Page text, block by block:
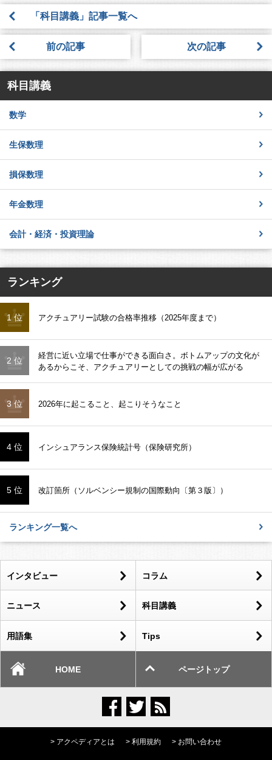
「科目講義」記事一覧へ
前の記事 次の記事
科目講義
数学
生保数理
損保数理
年金数理
会計・経済・投資理論
ランキング
1 位 アクチュアリー試験の合格率推移（2025年度まで）
2 位
経営に近い立場で仕事ができる面白さ。ボトムアップの文化が
あるからこそ、アクチュアリーとしての挑戦の幅が広がる
3 位 2026年に起こること、起こりそうなこと
4 位 インシュアランス保険統計号（保険研究所）
5 位 改訂箇所（ソルベンシー規制の国際動向〔第３版〕）
ランキング一覧へ
インタビュー コラム
ニュース 科目講義
用語集 Tips
HOME ページトップ
> アクペディアとは > 利用規約 > お問い合わせ